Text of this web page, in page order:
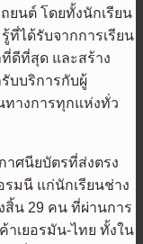
ยนต์ โดยทั้งนักเรียน
ที่ได้รับจากการเรียน
ดีที่สุด และสร้าง
บบริการกับผู้
ทางการทุกแห่งทั่ว
าศนียบัตรที่ส่งตรง
รมนี แก่นักเรียนช่าง
สิ้น 29 คน ที่ผ่านการ
เยอรมัน-ไทย ทั้งใน